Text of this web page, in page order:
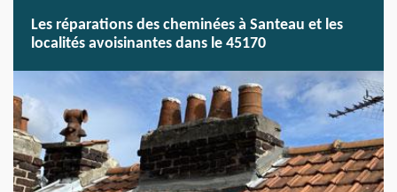
Les réparations des cheminées à Santeau et les
localités avoisinantes dans le 45170